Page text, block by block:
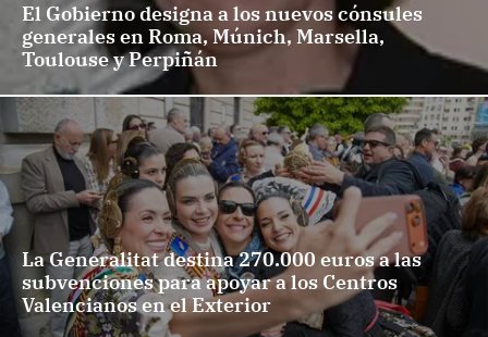
El Gobierno designa a los nuevos cónsules
generales en Roma, Múnich, Marsella,
Toulouse y Perpiñán
La Generalitat destina 270.000 euros a las
subvenciones para apoyar a los Centros
Valencianos en el Exterior